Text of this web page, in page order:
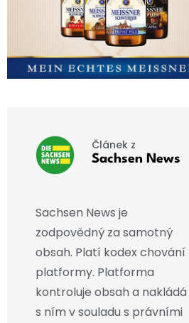
Článek z
Sachsen News
Sachsen News je
zodpovědný za samotný
obsah. Platí kodex chování
platformy. Platforma
kontroluje obsah a nakládá
s ním v souladu s právními